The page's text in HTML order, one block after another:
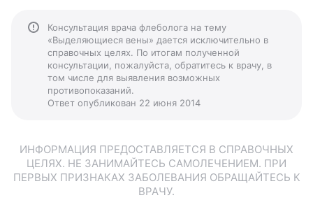
Консультация врача флеболога на тему
«Выделяющиеся вены» дается исключительно в
справочных целях. По итогам полученной
консультации, пожалуйста, обратитесь к врачу, в
том числе для выявления возможных
противопоказаний.
Ответ опубликован 22 июня 2014
ИНФОРМАЦИЯ ПРЕДОСТАВЛЯЕТСЯ В СПРАВОЧНЫХ
ЦЕЛЯХ. НЕ ЗАНИМАЙТЕСЬ САМОЛЕЧЕНИЕМ. ПРИ
ПЕРВЫХ ПРИЗНАКАХ ЗАБОЛЕВАНИЯ ОБРАЩАЙТЕСЬ К
ВРАЧУ.